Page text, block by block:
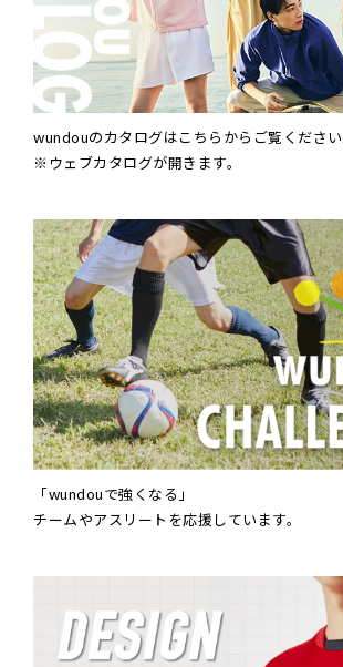
wundouのカタログはこちらからご覧ください
※ウェブカタログが開きます。
「wundouで強くなる」
チームやアスリートを応援しています。